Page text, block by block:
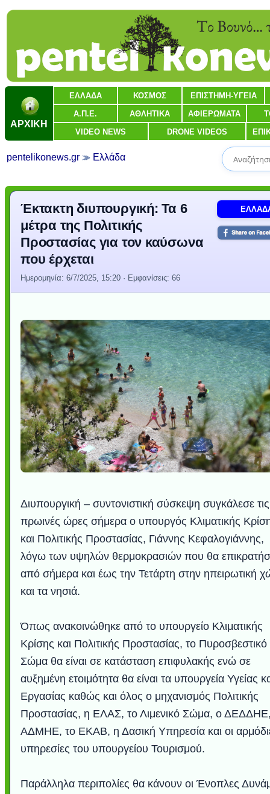
ΑΡΧΙΚΗ
ΕΛΛΑΔΑ ΚΟΣΜΟΣ ΕΠΙΣΤΗΜΗ-ΥΓΕΙΑ
Α.Π.Ε. ΑΘΛΗΤΙΚΑ ΑΦΙΕΡΩΜΑΤΑ
VIDEO NEWS DRONE VIDEOS
pentelikonews.gr Ελλάδα
Έκτακτη διυπουργική: Τα 6
μέτρα της Πολιτικής
Προστασίας για τον καύσωνα
που έρχεται
Ημερομηνία: 6/7/2025, 15:20 · Εμφανίσεις: 66
Διυπουργική – συντονιστική σύσκεψη συγκάλεσε τις
πρωινές ώρες σήμερα ο υπουργός Κλιματικής
και Πολιτικής Προστασίας, Γιάννης Κεφαλογιάννης,
λόγω των υψηλών θερμοκρασιών που θα
από σήμερα και έως την Τετάρτη στην ηπειρωτική
και τα νησιά.
Όπως ανακοινώθηκε από το υπουργείο Κλιματικής
Κρίσης και Πολιτικής Προστασίας, το Πυροσβεστικό
Σώμα θα είναι σε κατάσταση επιφυλακής ενώ σε
αυξημένη ετοιμότητα θα είναι τα υπουργεία Υγείας
Εργασίας καθώς και όλος ο μηχανισμός Πολιτικής
Προστασίας, η ΕΛΑΣ, το Λιμενικό Σώμα, ο
ΑΔΜΗΕ, το ΕΚΑΒ, η Δασική Υπηρεσία και οι
υπηρεσίες του υπουργείου Τουρισμού.
Παράλληλα περιπολίες θα κάνουν οι Ένοπλες
Ο αέρας του
τα μαλλιά
Ταξίδι στο
Διεθνής
Σταθμός: Ο
το παράθυρό
Μουσική από
Video:
καταιγίδα
Εντυπωσιακές
από
Abbey,
Ταϊτή
Υποθαλάσσιο
στην
Η νέα
Αθήνας από το
που κάνει το
Ο Κομήτης του
φωτίσει τη Γη
κι απ' το
Συγκινητικό
λεοπάρδαλη
μωρό
Alesund: Μια
Νορβηγία που
Η γάτα και το